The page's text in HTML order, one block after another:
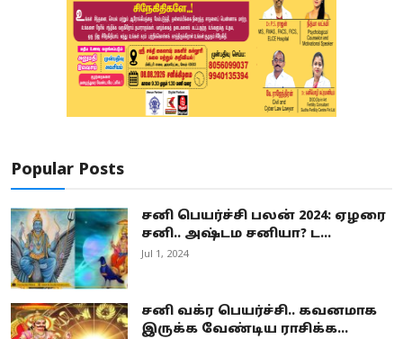
Popular Posts
சனி பெயர்ச்சி பலன் 2024: ஏழரை
சனி.. அஷ்டம சனியா? ட...
Jul 1, 2024
சனி வக்ர பெயர்ச்சி.. கவனமாக
இருக்க வேண்டிய ராசிக்க...